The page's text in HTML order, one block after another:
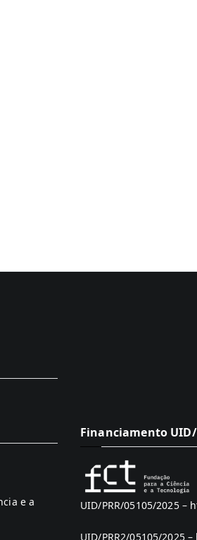
e a
Financiamento UID/
UID/PRR/05105/2025 –
UID/PRR2/05105/2025 –